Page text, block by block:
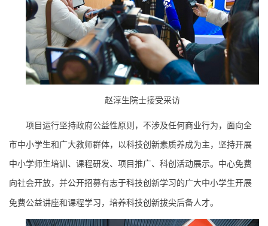
赵淳生院士接受采访
项目运行坚持政府公益性原则，不涉及任何商业行为，面向全
市中小学生和广大教师群体，以科技创新素质养成为主，坚持开展
中小学师生培训、课程研发、项目推广、科创活动展示。中心免费
向社会开放，并公开招募有志于科技创新学习的广大中小学生开展
免费公益讲座和课程学习，培养科技创新拔尖后备人才。